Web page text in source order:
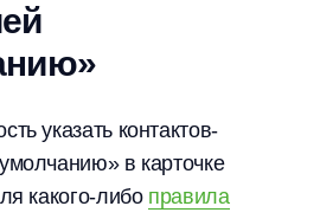
указать контактов-
в карточке
какого-либо правила